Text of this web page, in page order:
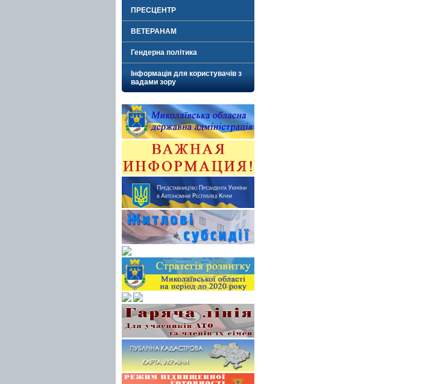
ПРЕСЦЕНТР
ВЕТЕРАНАМ
Гендерна політика
Інформація для користувачів з
вадами зору